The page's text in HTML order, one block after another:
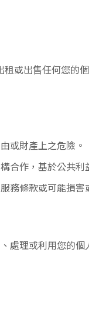
或出售任何您的
或財產上之危險。
合作，基於公共
務條款或可能損
處理或利用您的